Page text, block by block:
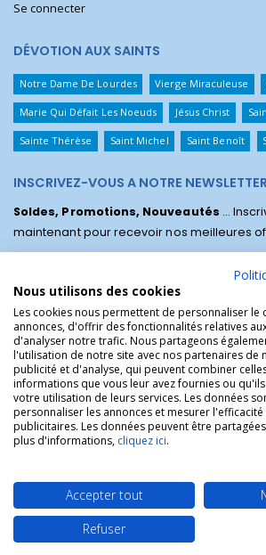
Se connecter
DÉVOTION AUX SAINTS
Notre Dame De Lourdes Vierge Miraculeuse
Marie Qui Défait Les Noeuds Jésus Christ
Sainte Thérèse Saint Michel Saint Benoît
INSCRIVEZ-VOUS A NOTRE
Soldes, Promotions, Nouveautés ...
maintenant pour recevoir nos meilleures
La Boutique des Chrétiens © | La boutique
référence !.
Nous utilisons des cookies
Les cookies nous permettent de personnaliser le
annonces, d'offrir des fonctionnalités relatives
d'analyser notre trafic. Nous partageons
l'utilisation de notre site avec nos partenaires de
publicité et d'analyse, qui peuvent combiner
informations que vous leur avez fournies ou
votre utilisation de leurs services. Les données
personnaliser les annonces et mesurer
publicitaires. Les données peuvent être
plus d'informations, cliquez ici.
Accepter tout
Refuser